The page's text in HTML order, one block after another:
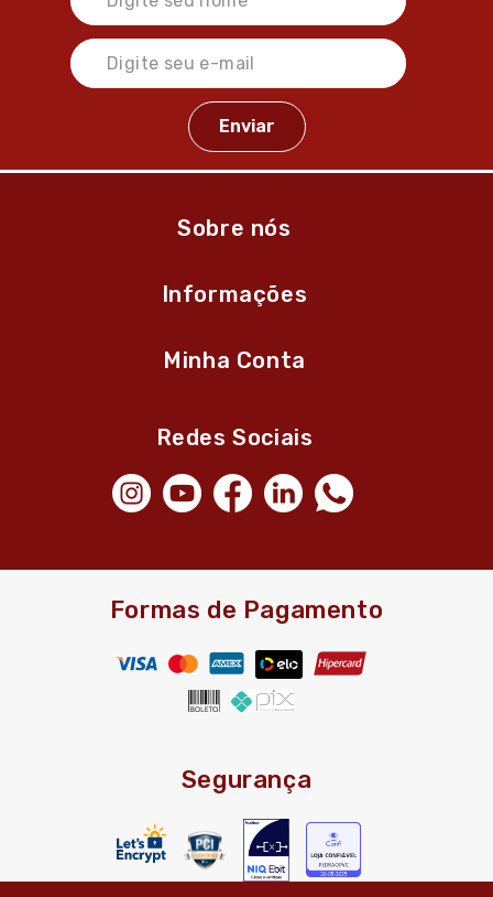
Sobre nós
Informações
Minha Conta
Redes Sociais
Formas de Pagamento
Segurança